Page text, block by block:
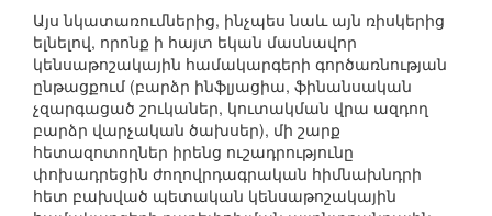
Այս նկատառումներից, ինչպես նաև այն ռիսկերից
ելնելով, որոնք ի հայտ եկան մասնավոր
կենսաթոշակային համակարգերի գործառնության
ընթացքում (բարձր ինֆլյացիա, ֆինանսական
չզարգացած շուկաներ, կուտակման վրա ազդող
բարձր վարչական ծախսեր), մի շարք
հետազոտողներ իրենց ուշադրությունը
փոխադրեցին ժողովրդագրական հիմնախնդրի
հետ բախված պետական կենսաթոշակային